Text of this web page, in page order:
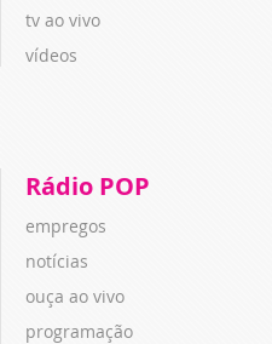
tv ao vivo
vídeos
Rádio POP
empregos
notícias
ouça ao vivo
programação